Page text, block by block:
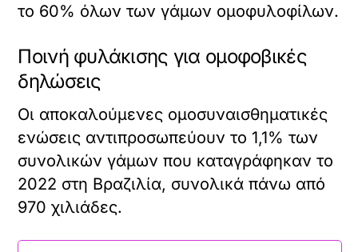
το 60% όλων των γάμων ομοφυλοφίλων.
Ποινή φυλάκισης για ομοφοβικές
δηλώσεις
Οι αποκαλούμενες ομοσυναισθηματικές
ενώσεις αντιπροσωπεύουν το 1,1% των
συνολικών γάμων που καταγράφηκαν το
2022 στη Βραζιλία, συνολικά πάνω από
970 χιλιάδες.